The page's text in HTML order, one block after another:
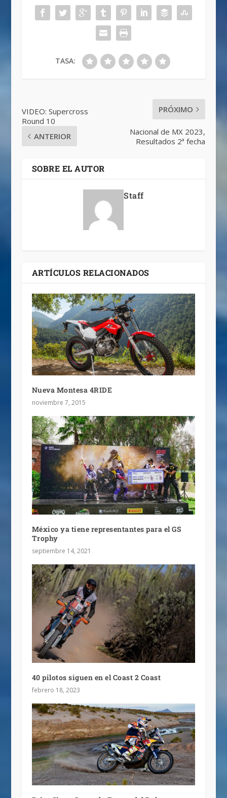
TASA:
VIDEO: Supercross
Round 10
ANTERIOR
PRÓXIMO
Nacional de MX 2023,
Resultados 2ª fecha
SOBRE EL AUTOR
Staff
ARTÍCULOS RELACIONADOS
Nueva Montesa 4RIDE
noviembre 7, 2015
México ya tiene representantes para el GS
Trophy
septiembre 14, 2021
40 pilotos siguen en el Coast 2 Coast
febrero 18, 2023